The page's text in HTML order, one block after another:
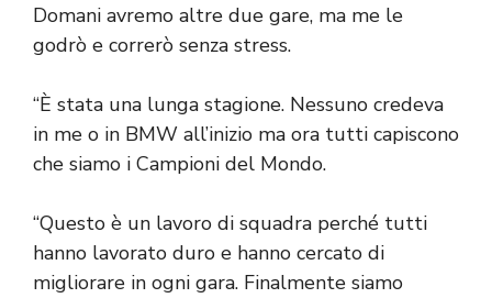
Domani avremo altre due gare, ma me le
godrò e correrò senza stress.
“È stata una lunga stagione. Nessuno credeva
in me o in BMW all’inizio ma ora tutti capiscono
che siamo i Campioni del Mondo.
“Questo è un lavoro di squadra perché tutti
hanno lavorato duro e hanno cercato di
migliorare in ogni gara. Finalmente siamo